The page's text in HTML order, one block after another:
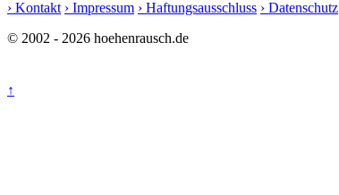
› Kontakt › Impressum › Haftungsausschluss › Datenschutz
© 2002 - 2026 hoehenrausch.de
↑